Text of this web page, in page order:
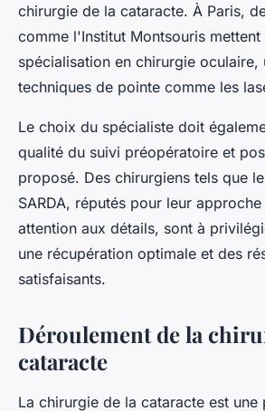
chirurgie de la cataracte. À Paris,
comme l'Institut Montsouris mettent
spécialisation en chirurgie oculaire,
techniques de pointe comme les
Le choix du spécialiste doit
qualité du suivi préopératoire et
proposé. Des chirurgiens tels que
SARDA, réputés pour leur
attention aux détails, sont à
une récupération optimale et des
satisfaisants.
Déroulement de la
cataracte
La chirurgie de la cataracte est une